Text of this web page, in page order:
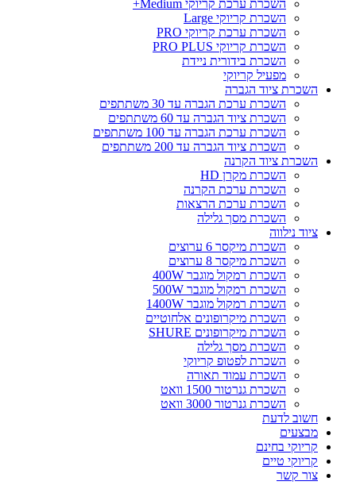
השכרת ערכת קריוקי Medium+
השכרת קריוקי Large
השכרת ערכת קריוקי PRO
השכרת קריוקי PRO PLUS
השכרת בידורית ניידת
מפעיל קריוקי
השכרת ציוד הגברה
השכרת ערכת הגברה עד 30 משתתפים
השכרת ציוד הגברה עד 60 משתתפים
השכרת ערכת הגברה עד 100 משתתפים
השכרת ציוד הגברה עד 200 משתתפים
השכרת ציוד הקרנה
השכרת מקרן HD
השכרת ערכת הקרנה
השכרת ערכת הרצאות
השכרת מסך גלילה
ציוד נילווה
השכרת מיקסר 6 ערוצים
השכרת מיקסר 8 ערוצים
השכרת רמקול מוגבר 400W
השכרת רמקול מוגבר 500W
השכרת רמקול מוגבר 1400W
השכרת מיקרופונים אלחוטיים
השכרת מיקרופונים SHURE
השכרת מסך גלילה
השכרת לפטופ קריוקי
השכרת עמוד תאורה
השכרת גנרטור 1500 וואט
השכרת גנרטור 3000 וואט
חשוב לדעת
מבצעים
קריוקי בחינם
קריוקי טיים
צור קשר